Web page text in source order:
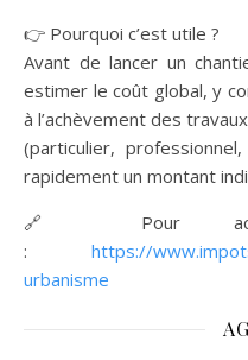
👉 Pourquoi c’est utile ?
Avant de lancer un
estimer le coût global, y
à l’achèvement des
(particulier,
rapidement un montant
🔗 Pour
: https://
urbanisme